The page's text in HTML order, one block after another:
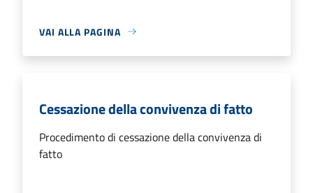
VAI ALLA PAGINA
Cessazione della convivenza di fatto
Procedimento di cessazione della convivenza di
fatto